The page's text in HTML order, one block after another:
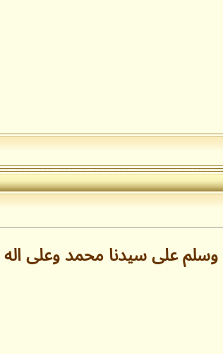
وسلم على سيدنا محمد وعلى